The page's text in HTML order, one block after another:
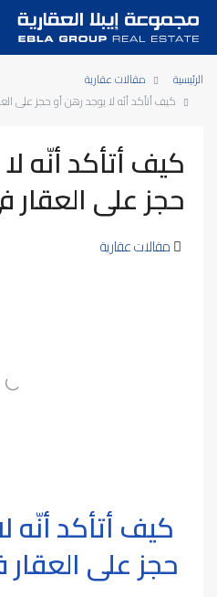
الرئيسية
مقالات عقارية
كيف أتأكد أنّه لا يوجد رهن أو حجز على العقار
كيف أتأكد أنّه
حجز على العقار في
مقالات عقارية
كيف أتأكد أنّه
حجز على العقار في